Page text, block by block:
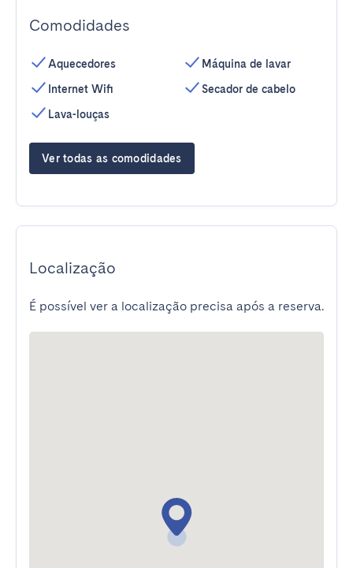
Comodidades
Aquecedores
Internet Wifi
Lava-louças
Máquina de lavar
Secador de cabelo
Ver todas as comodidades
Localização
É possível ver a localização precisa após a reserva.